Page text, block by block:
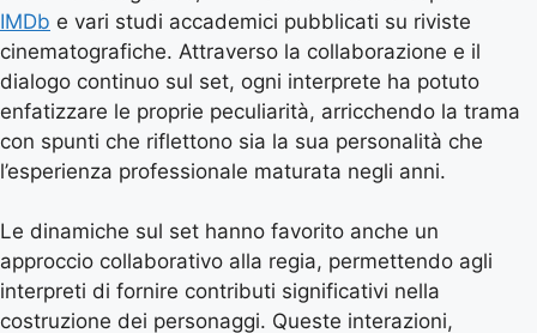
IMDb e vari studi accademici pubblicati su riviste
cinematografiche. Attraverso la collaborazione e il
dialogo continuo sul set, ogni interprete ha potuto
enfatizzare le proprie peculiarità, arricchendo la trama
con spunti che riflettono sia la sua personalità che
l’esperienza professionale maturata negli anni.
Le dinamiche sul set hanno favorito anche un
approccio collaborativo alla regia, permettendo agli
interpreti di fornire contributi significativi nella
costruzione dei personaggi. Queste interazioni,